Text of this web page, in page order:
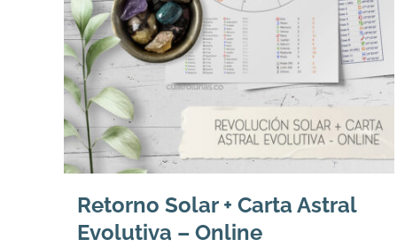
Retorno Solar + Carta Astral
Evolutiva – Online